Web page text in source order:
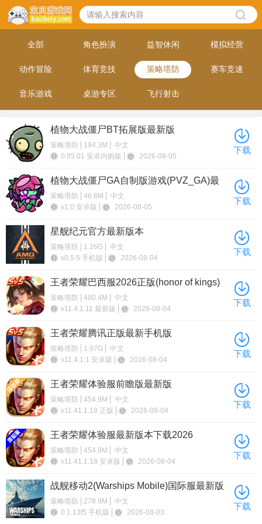
全部 角色扮演 益智休闲 模拟经营
动作冒险 体育竞技 策略塔防 赛车竞速
音乐游戏 桌游专区 飞行射击
植物大战僵尸BT拓展版最新版
策略塔防 194.3M
中文
0.85.01 安卓内购版
2026-08-05
下载
植物大战僵尸GA自制版游戏(PVZ_GA)最
新版本
策略塔防 46.8M
中文
v1.0 安卓版
2026-08-05
下载
星舰纪元官方最新版本
策略塔防 1.26G
中文
v0.5.5 手机版
2026-08-04
下载
王者荣耀巴西服2026正版(honor of kings)
策略塔防 480.4M
中文
v11.4.1.11 最新版
2026-08-04
下载
王者荣耀腾讯正版最新手机版
策略塔防 1.97G
中文
v11.4.1.1 安卓版
2026-08-04
下载
王者荣耀体验服前瞻版最新版
策略塔防 454.9M
中文
v11.41.1.18 正版
2026-08-04
下载
王者荣耀体验服最新版本下载2026
策略塔防 454.9M
中文
v11.41.1.18 安卓版
2026-08-04
下载
战舰移动2(Warships Mobile)国际服最新版
策略塔防 278.9M
中文
0.1.13f5 手机版
2026-08-03
下载